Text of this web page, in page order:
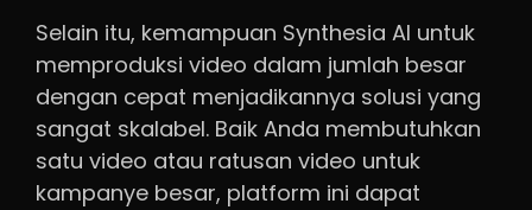
Selain itu, kemampuan Synthesia AI untuk
memproduksi video dalam jumlah besar
dengan cepat menjadikannya solusi yang
sangat skalabel. Baik Anda membutuhkan
satu video atau ratusan video untuk
kampanye besar, platform ini dapat